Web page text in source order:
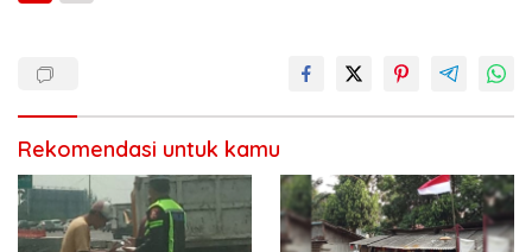
Rekomendasi untuk kamu